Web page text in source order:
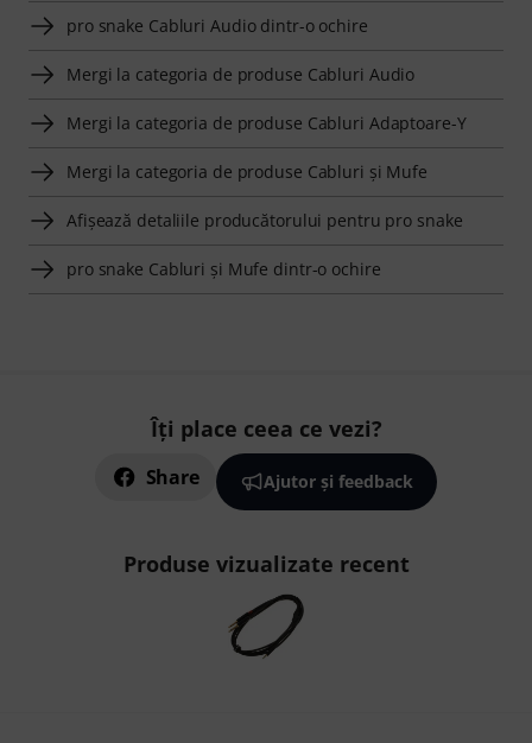
pro snake Cabluri Audio dintr-o ochire
Mergi la categoria de produse Cabluri Audio
Mergi la categoria de produse Cabluri Adaptoare-Y
Mergi la categoria de produse Cabluri şi Mufe
Afişează detaliile producătorului pentru pro snake
pro snake Cabluri şi Mufe dintr-o ochire
Îți place ceea ce vezi?
Share Ajutor și feedback
Produse vizualizate recent